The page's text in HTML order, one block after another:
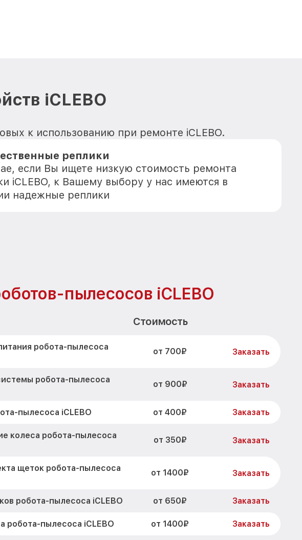
iCLEBO
к использованию при ремонте iCLEBO.
реплики
если Вы ищете низкую стоимость ремонта
iCLEBO, к Вашему выбору у нас имеются в
надежные реплики
пылесосов iCLEBO
Стоимость
робота-пылесоса
от 700₽ Заказать
робота-пылесоса
от 900₽ Заказать
пылесоса iCLEBO от 400₽ Заказать
колеса робота-пылесоса
от 350₽ Заказать
щеток робота-пылесоса
от 1400₽ Заказать
робота-пылесоса iCLEBO от 650₽ Заказать
робота-пылесоса iCLEBO от 1400₽ Заказать